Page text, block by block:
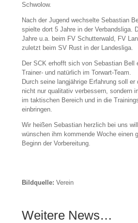
Schwolow.
Nach der Jugend wechselte Sebastian
spielte dort 5 Jahre in der Verbandsliga.
Jahre u.a. beim FV Schutterwald, FV
zuletzt beim SV Rust in der Landesliga.
Der SCK erhofft sich von Sebastian Bell
Trainer- und natürlich im Torwart-Team.
Durch seine langjährige Erfahrung soll er
nicht nur qualitativ verbessern, sondern
im taktischen Bereich und in die
einbringen.
Wir heißen Sebastian herzlich bei uns
wünschen ihm kommende Woche einen
Beginn der Vorbereitung.
Bildquelle: Verein
Weitere News…